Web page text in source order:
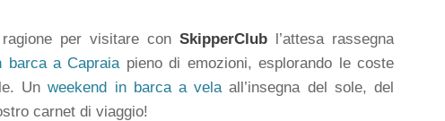
ragione per visitare conSkipperClub l’attesa rassegna
barca a Capraia pieno di emozioni, esplorando le coste
Unweekend in barca a vela all’insegna del sole, del
carnet di viaggio!